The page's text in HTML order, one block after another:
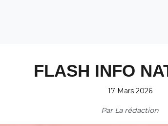
FLASH INFO
17 Mars 2026
Par La rédaction